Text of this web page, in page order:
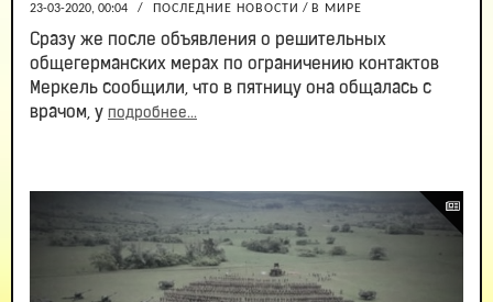
23-03-2020, 00:04 / ПОСЛЕДНИЕ НОВОСТИ / В МИРЕ
Сразу же после объявления о решительных
общегерманских мерах по ограничению контактов
Меркель сообщили, что в пятницу она общалась с
врачом, у подробнее...